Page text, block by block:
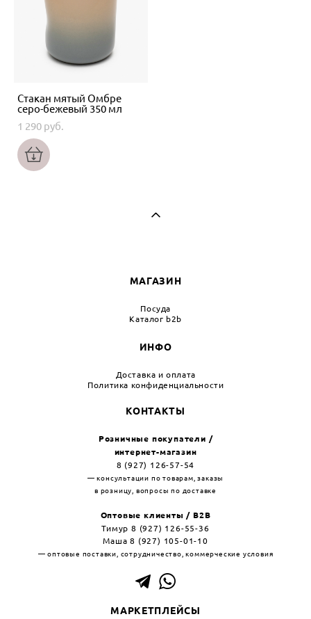
Стакан мятый Омбре
серо-бежевый 350 мл
1 290 pуб.
МАГАЗИН
Посуда
Каталог b2b
ИНФО
Доставка и оплата
Политика конфиденциальности
КОНТАКТЫ
Розничные покупатели /
интернет-магазин
8 (927) 126-57-54
— консультации по товарам, заказы
в розницу, вопросы по доставке
Оптовые клиенты / B2B
Тимур 8 (927) 126-55-36
Маша 8 (927) 105-01-10
— оптовые поставки, сотрудничество, коммерческие условия
МАРКЕТПЛЕЙСЫ